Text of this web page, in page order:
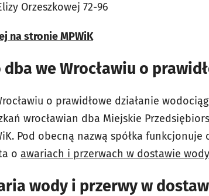
Orzeszkowej 72-96
na stronie MPWiK
dba we Wrocławiu o
o prawidłowe działanie
wrocławian dba Miejskie
Pod obecną nazwą spółka
o awariach i przerwach w dostawie
wody i przerwy w